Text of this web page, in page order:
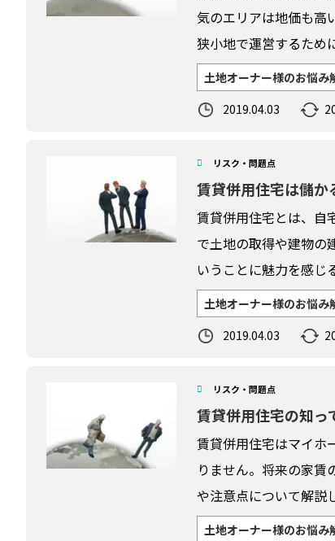
気のエリアは地価も高
狭小地で運営するため
土地オーナー様のお悩み
2019.04.03
リスク・問題点
賃貸併用住宅は儲か
賃貸併用住宅とは、自
で土地の取得や建物の
いうことに魅力を感じ
土地オーナー様のお悩み
2019.04.03
リスク・問題点
賃貸併用住宅の知っ
賃貸併用住宅はマイホ
りません。将来の家賃
や注意点について解説
土地オーナー様のお悩み